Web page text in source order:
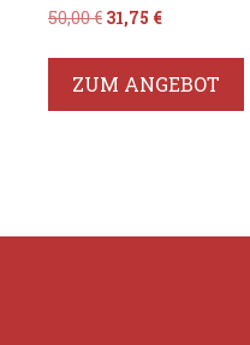
50,00€ Ursprünglicher
war:
50,00 €
31,75 €Aktueller
ist:
31,75 €.
ZUM ANGEBOT